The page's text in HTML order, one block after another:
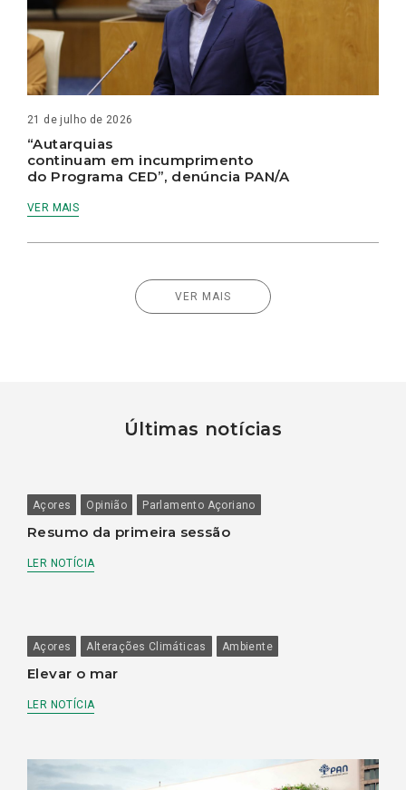
21 de julho de 2026
“Autarquias
continuam em incumprimento
do Programa CED”, denúncia PAN/A
VER MAIS
VER MAIS
Últimas notícias
Açores Opinião Parlamento Açoriano
Resumo da primeira sessão
LER NOTÍCIA
Açores Alterações Climáticas Ambiente
Elevar o mar
LER NOTÍCIA